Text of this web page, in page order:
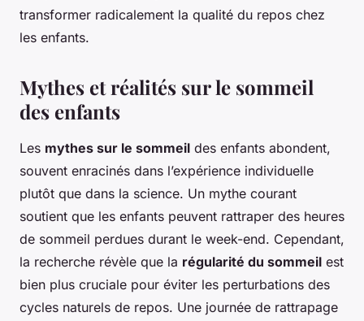
transformer radicalement la qualité du repos chez
les enfants.
Mythes et réalités sur le sommeil
des enfants
Les mythes sur le sommeil des enfants abondent,
souvent enracinés dans l’expérience individuelle
plutôt que dans la science. Un mythe courant
soutient que les enfants peuvent rattraper des heures
de sommeil perdues durant le week-end. Cependant,
la recherche révèle que la régularité du sommeil est
bien plus cruciale pour éviter les perturbations des
cycles naturels de repos. Une journée de rattrapage